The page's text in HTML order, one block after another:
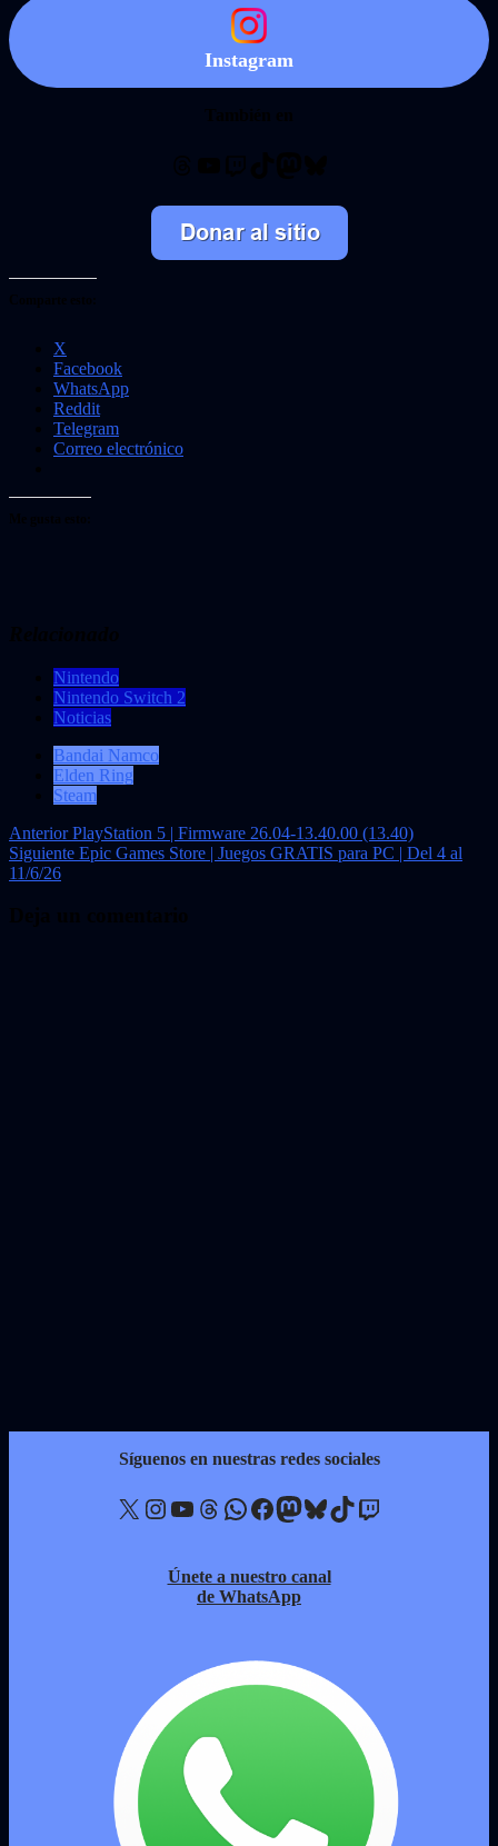
Instagram
X
Facebook
WhatsApp
Reddit
Telegram
Correo electrónico
Nintendo
Nintendo Switch 2
Noticias
Bandai Namco
Elden Ring
Steam
Navegación
de
AnteriorPlayStation 5 | Firmware 26.04-13.40.00 (13.40)
Siguiente Epic Games Store | Juegos GRATIS para PC | Del 4 al
11/6/26
Síguenos en nuestras redes sociales
X Instagram YouTube Threads WhatsApp Facebook Mastodon Bluesky TikTok Twitch
Únete a nuestro canal
de WhatsApp